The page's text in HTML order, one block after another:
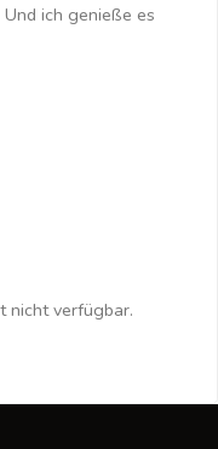
ich genieße es
nicht verfügbar.